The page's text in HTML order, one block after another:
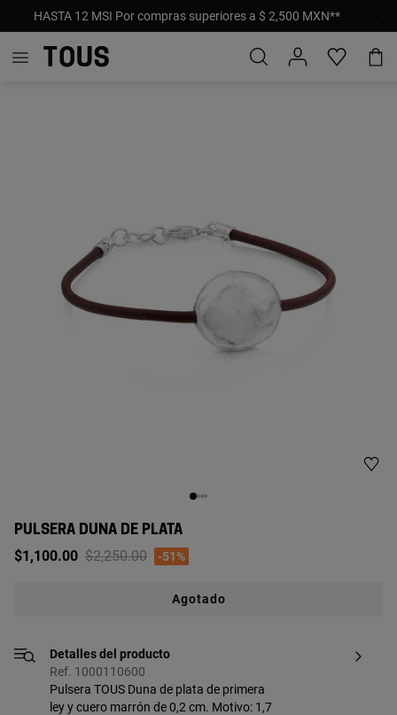
HASTA 12 MSI Por compras superiores a $ 2,500 MXN**
PULSERA DUNA DE PLATA
$1,100.00 Price reduced from
$2,250.00to-51%
Agotado
Detalles del producto
Ref. 1000110600
Pulsera TOUS Duna de plata de primera
ley y cuero marrón de 0,2 cm. Motivo: 1,7